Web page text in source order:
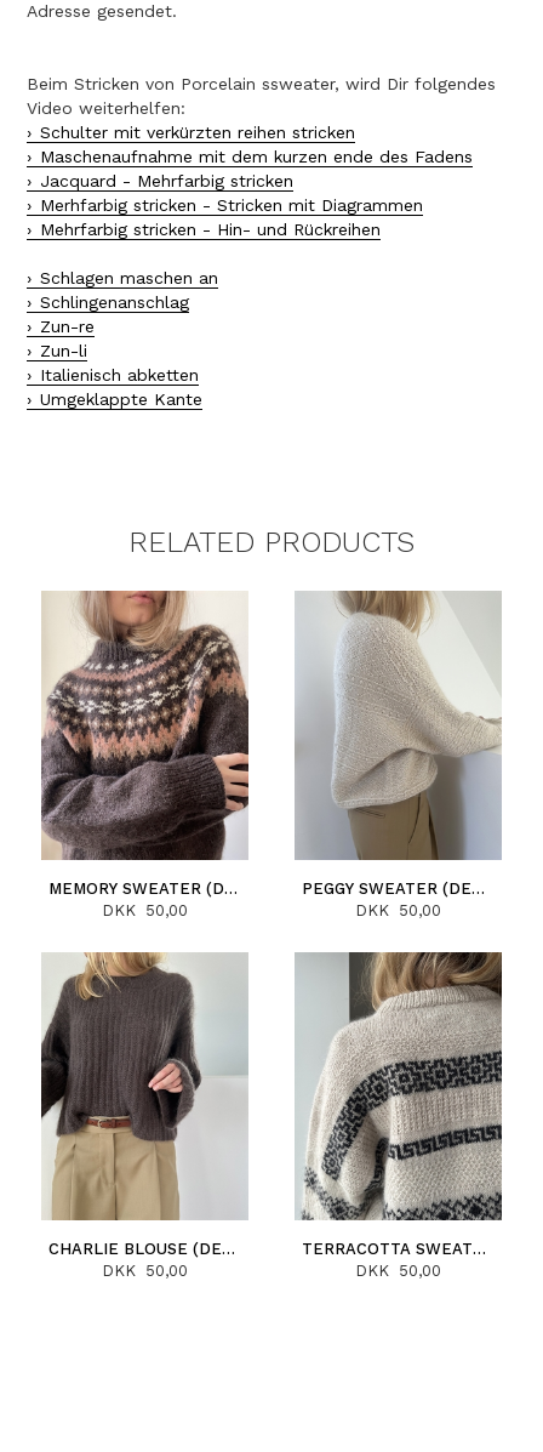
Adresse gesendet.
Beim Stricken von Porcelain ssweater, wird Dir folgendes
Video weiterhelfen:
Schulter mit verkürzten reihen stricken
Maschenaufnahme mit dem kurzen ende des Fadens
Jacquard - Mehrfarbig stricken
Merhfarbig stricken - Stricken mit Diagrammen
Mehrfarbig stricken - Hin- und Rückreihen
Schlagen maschen an
Schlingenanschlag
Zun-re
Zun-li
Italienisch abketten
Umgeklappte Kante
RELATED PRODUCTS
MEMORY SWEATER (DEUTSCH)
DKK 50,00
PEGGY SWEATER (DEUTSCH)
DKK 50,00
CHARLIE BLOUSE (DEUTSCH)
DKK 50,00
TERRACOTTA SWEATER (DEUTSCH)
DKK 50,00